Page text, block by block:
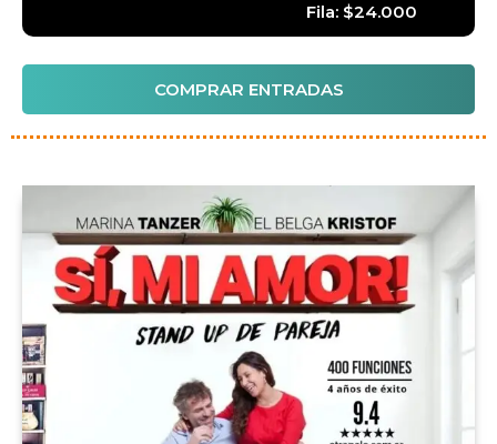
Fila: $24.000
COMPRAR ENTRADAS